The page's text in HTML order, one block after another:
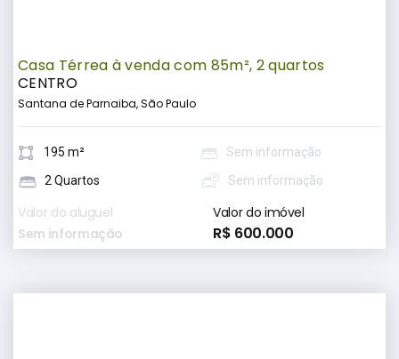
Casa Térrea à venda com 85m², 2 quartos
CENTRO
Santana de Parnaiba, São Paulo
195 m²
Sem informação
2 Quartos
Sem informação
Valor do aluguel
Sem informação
Valor do imóvel
R$ 600.000